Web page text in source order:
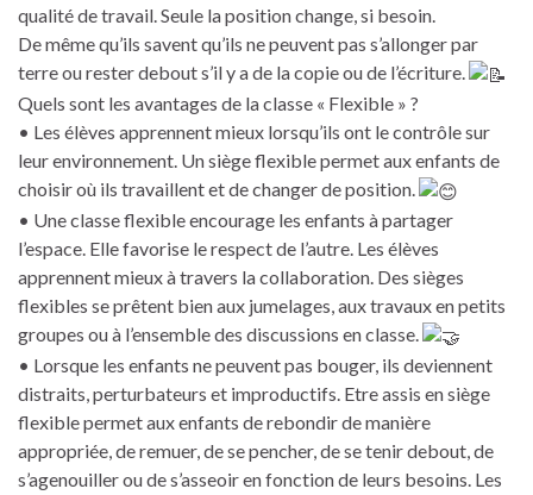
qualité de travail. Seule la position change, si besoin.
De même qu’ils savent qu’ils ne peuvent pas s’allonger par
terre ou rester debout s’il y a de la copie ou de l’écriture.
Quels sont les avantages de la classe « Flexible » ?
• Les élèves apprennent mieux lorsqu’ils ont le contrôle sur
leur environnement. Un siège flexible permet aux enfants de
choisir où ils travaillent et de changer de position.
• Une classe flexible encourage les enfants à partager
l’espace. Elle favorise le respect de l’autre. Les élèves
apprennent mieux à travers la collaboration. Des sièges
flexibles se prêtent bien aux jumelages, aux travaux en petits
groupes ou à l’ensemble des discussions en classe.
• Lorsque les enfants ne peuvent pas bouger, ils deviennent
distraits, perturbateurs et improductifs. Etre assis en siège
flexible permet aux enfants de rebondir de manière
appropriée, de remuer, de se pencher, de se tenir debout, de
s’agenouiller ou de s’asseoir en fonction de leurs besoins. Les